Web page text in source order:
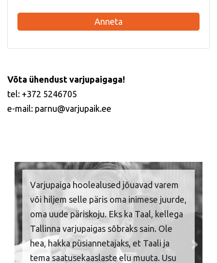
Anneta
Võta ühendust varjupaigaga!
tel: +372 5246705
e-mail: parnu@varjupaik.ee
Varjupaiga hoolealused jõuavad varem
või hiljem selle päris oma inimese juurde,
oma uude päriskoju. Eks ka Taal, kellega
Tallinna varjupaigas sõbraks sain. Ole
hea, hakka püsiannetajaks, et Taali ja
tema saatusekaaslaste elu muuta. Usu
Previous Next